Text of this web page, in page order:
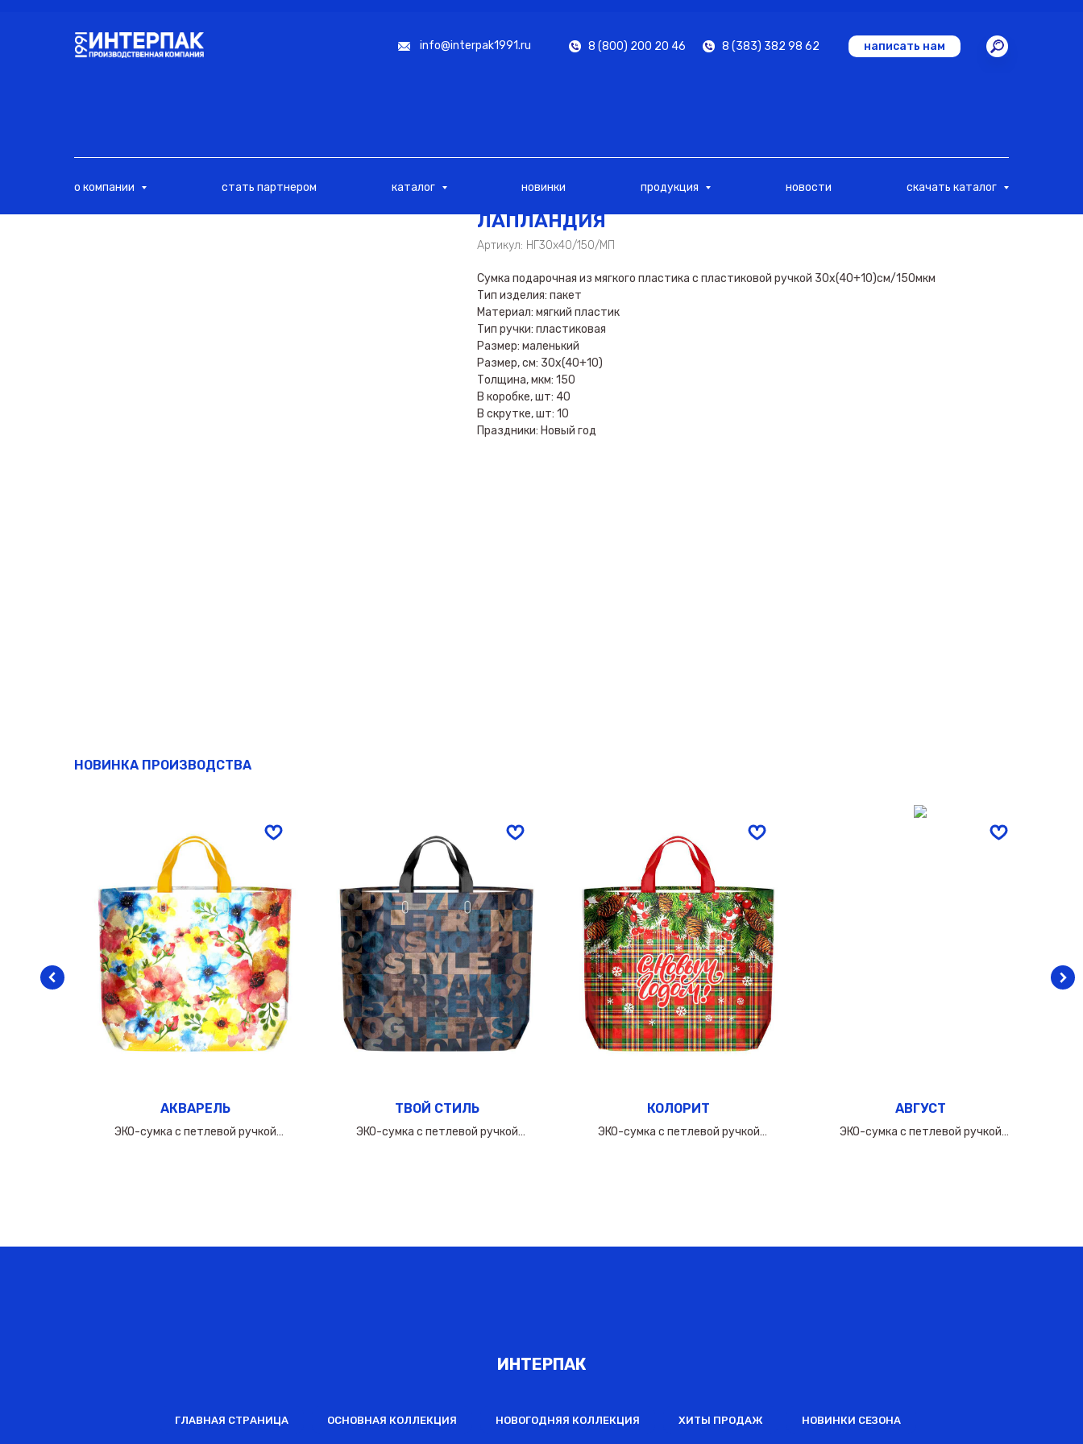
написать нам
info@interpak1991.ru 8 (800) 200 20 46 8 (383) 382 98 62
о компании стать партнером каталог новинки продукция новости скачать каталог
ЛАПЛАНДИЯ
Артикул: НГ30х40/150/МП
Сумка подарочная из мягкого пластика с пластиковой ручкой 30х(40+10)см/150мкм
Тип изделия: пакет
Материал: мягкий пластик
Тип ручки: пластиковая
Размер: маленький
Размер, см: 30х(40+10)
Толщина, мкм: 150
В коробке, шт: 40
В скрутке, шт: 10
Праздники: Новый год
НОВИНКА ПРОИЗВОДСТВА
АКВАРЕЛЬ
ЭКО-сумка с петлевой ручкой
ТВОЙ СТИЛЬ
ЭКО-сумка с петлевой ручкой
КОЛОРИТ
ЭКО-сумка с петлевой ручкой
АВГУСТ
ЭКО-сумка с петлевой ручкой
ИНТЕРПАК
ГЛАВНАЯ СТРАНИЦА ОСНОВНАЯ КОЛЛЕКЦИЯ НОВОГОДНЯЯ КОЛЛЕКЦИЯ ХИТЫ ПРОДАЖ НОВИНКИ СЕЗОНА